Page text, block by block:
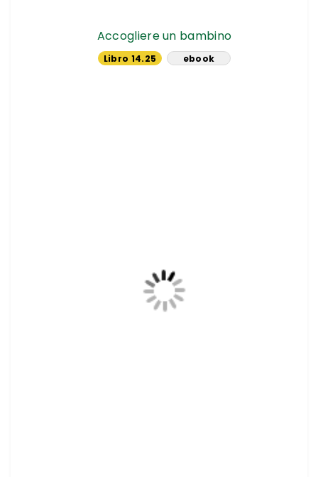
Accogliere un bambino
Libro 14.25
ebook